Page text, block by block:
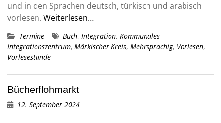
und in den Sprachen deutsch, türkisch und arabisch
vorlesen. Weiterlesen…
Termine Buch, Integration, Kommunales
Integrationszentrum, Märkischer Kreis, Mehrsprachig, Vorlesen,
Vorlesestunde
Bücherflohmarkt
12. September 2024